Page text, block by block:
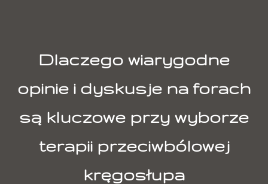
Dlaczego wiarygodne
opinie i dyskusje na forach
są kluczowe przy wyborze
terapii przeciwbólowej
kręgosłupa